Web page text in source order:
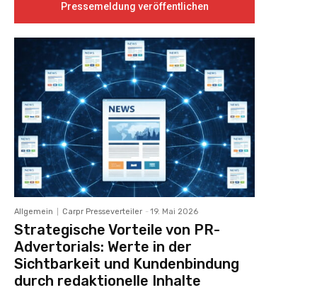
Pressemeldung veröffentlichen
Allgemein Carpr Presseverteiler - 19. Mai 2026
Strategische Vorteile von PR-
Advertorials: Werte in der
Sichtbarkeit und Kundenbindung
durch redaktionelle Inhalte